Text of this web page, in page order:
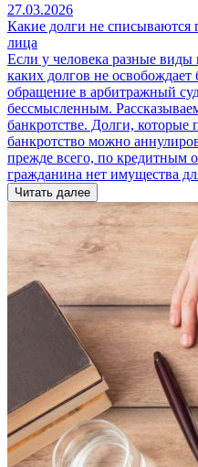
27.03.2026
Какие долги не списываются
лица
Если у человека разные виды
каких долгов не
обращение в арбитражный
бессмысленным.
банкротстве. Долги, которые
банкротство можно
прежде всего, по кредитным
гражданина нет имущества
Читать далее